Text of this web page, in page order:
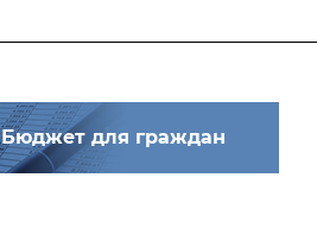
Бюджет для граждан